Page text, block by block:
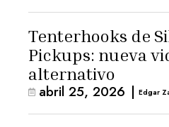
Tenterhooks de
Pickups: nueva
alternativo
abril 25, 2026 | Edgar